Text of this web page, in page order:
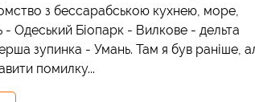
з бессарабською кухнею, море,
Одеський Біопарк - Вилкове - дельта
зупинка - Умань. Там я був раніше,
помилку...